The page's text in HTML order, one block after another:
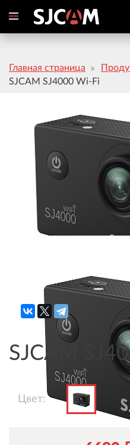
Главная страница
SJCAM SJ4000 Wi-Fi
Поделиться
SJCAM
Цвет: